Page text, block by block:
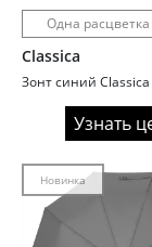
Одна
Classica
Узнать
Новинка